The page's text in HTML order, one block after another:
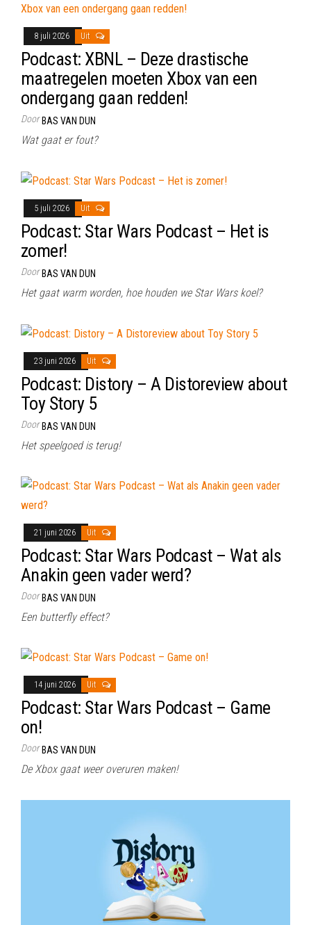
8 juli 2026 Uit
Podcast: XBNL – Deze drastische
maatregelen moeten Xbox van een
ondergang gaan redden!
Door BAS VAN DUN
Wat gaat er fout?
5 juli 2026 Uit
Podcast: Star Wars Podcast – Het is
zomer!
Door BAS VAN DUN
Het gaat warm worden, hoe houden we Star Wars koel?
23 juni 2026 Uit
Podcast: Distory – A Distoreview about
Toy Story 5
Door BAS VAN DUN
Het speelgoed is terug!
21 juni 2026 Uit
Podcast: Star Wars Podcast – Wat als
Anakin geen vader werd?
Door BAS VAN DUN
Een butterfly effect?
14 juni 2026 Uit
Podcast: Star Wars Podcast – Game
on!
Door BAS VAN DUN
De Xbox gaat weer overuren maken!